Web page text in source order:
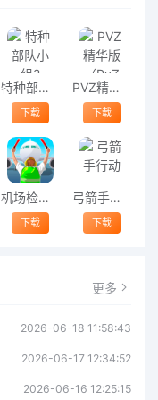
特种部队小组2
下载
PVZ精华版（PvZ Ultimate）
下载
机场检查员最新版
下载
弓箭手行动
下载
更多
2026-06-18 11:58:43
2026-06-17 12:34:52
2026-06-16 12:25:15